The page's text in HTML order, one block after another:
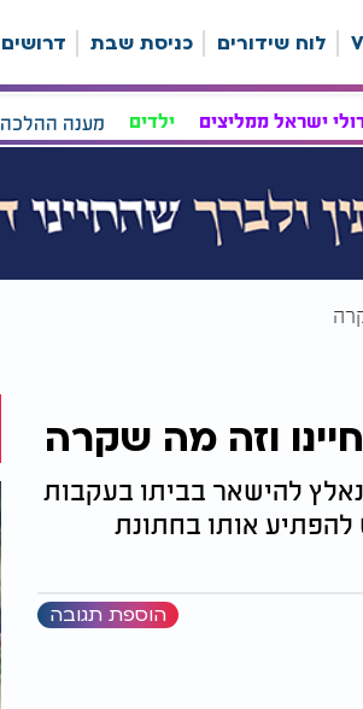
לוח שידורים כניסת שבת דרושים
ישראל ממליצים ילדים מענה ההלכה
וזה מה שקרה
להישאר בביתו בעקבות
להפתיע אותו בחתונת
הוספת תגובה